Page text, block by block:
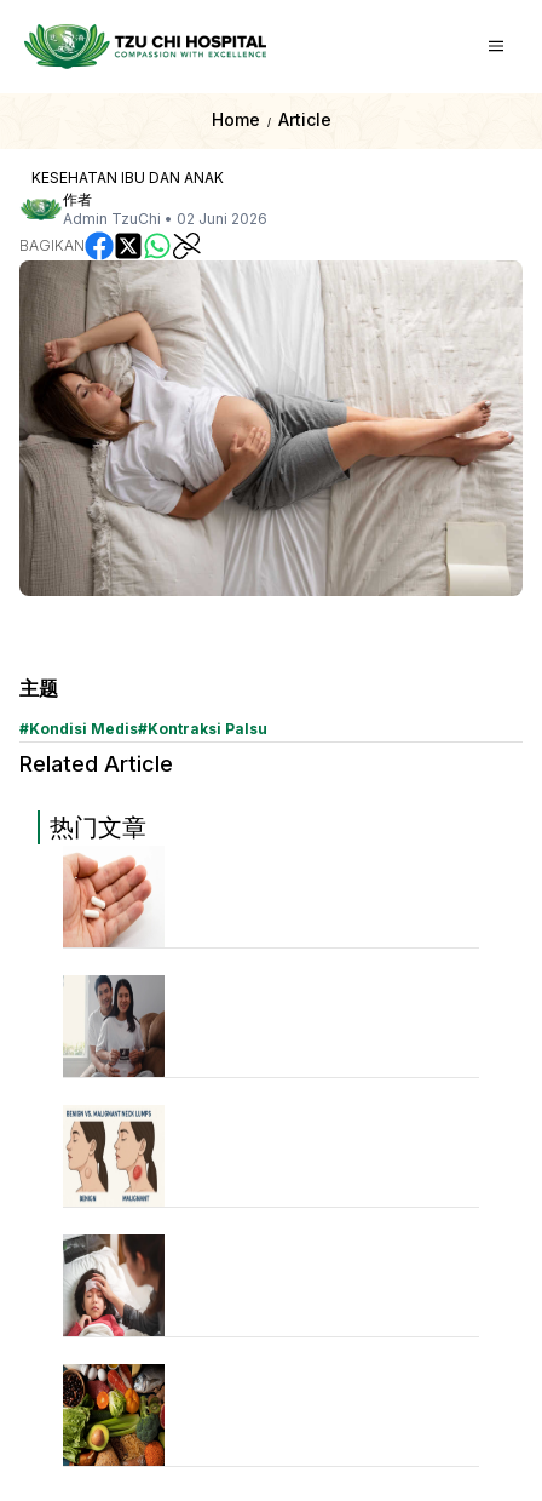
Home / Article
KESEHATAN IBU DAN ANAK
作者
Admin TzuChi • 02 Juni 2026
BAGIKAN
主题
#Kondisi Medis#Kontraksi Palsu
Related Article
热门文章